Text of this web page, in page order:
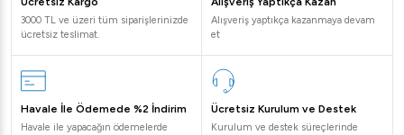
bir seçimdir. Dayanıklılığı ve kullanım kolaylığı ile endüstriyel
mutfaklarınızı mükemmel şekilde tamamlar. Daha fazla bilgi
ve satın alma işlemleri için bizimle iletişime geçebilirsiniz.
3000 TL ve üzeri tüm siparişlerinizde
ücretsiz teslimat.
Alışveriş yaptıkça kazanmaya devam
et
Havale İle Ödemede %2 İndirim
Havale ile yapacağın ödemelerde
Ücretsiz Kurulum ve Destek
Kurulum ve destek süreçlerinde